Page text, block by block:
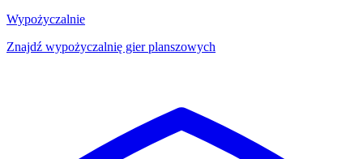
Wypożyczalnie
Znajdź wypożyczalnię gier planszowych